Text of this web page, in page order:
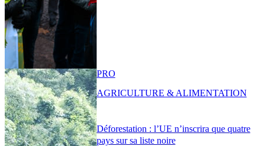
Déforestation : l’UE n’inscrira que quatre
pays sur sa liste noire
PRO
AGRICULTURE & ALIMENTATION